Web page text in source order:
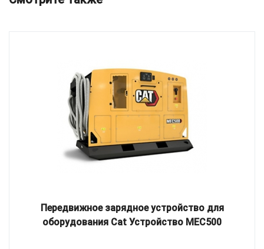
Передвижное зарядное устройство для
оборудования Cat Устройство MEC500